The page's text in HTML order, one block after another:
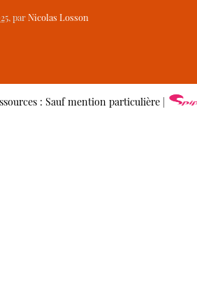
, parNicolas Losson
: Sauf mention particulière |